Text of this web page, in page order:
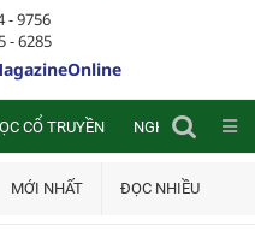
- 9756
- 6285
CỔ TRUYỀN NGHIÊN CỨU
MỚI NHẤT ĐỌC NHIỀU